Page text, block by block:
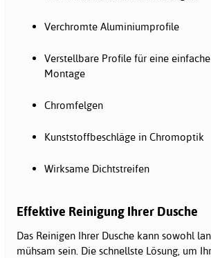
Verchromte Aluminiumprofile
Verstellbare Profile für eine
Montage
Chromfelgen
Kunststoffbeschläge in Chromoptik
Wirksame Dichtstreifen
Effektive Reinigung Ihrer Dusche
Das Reinigen Ihrer Dusche kann sowohl
mühsam sein. Die schnellste Lösung, um